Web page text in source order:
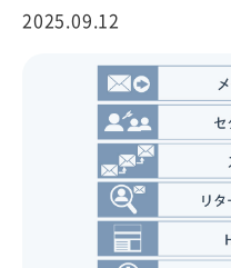
2025.09.12